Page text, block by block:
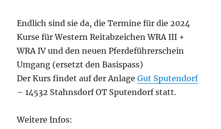
Endlich sind sie da, die Termine für die 2024
Kurse für Western Reitabzeichen WRA III +
WRA IV und den neuen Pferdeführerschein
Umgang (ersetzt den Basispass)
Der Kurs findet auf der AnlageGut Sputendorf
– 14532 Stahnsdorf OT Sputendorf statt.
Weitere Infos: